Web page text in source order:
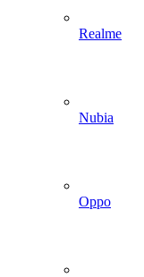
Realme
Nubia
Oppo